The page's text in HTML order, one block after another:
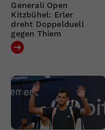
Generali Open
Kitzbühel: Erler
dreht Doppelduell
gegen Thiem